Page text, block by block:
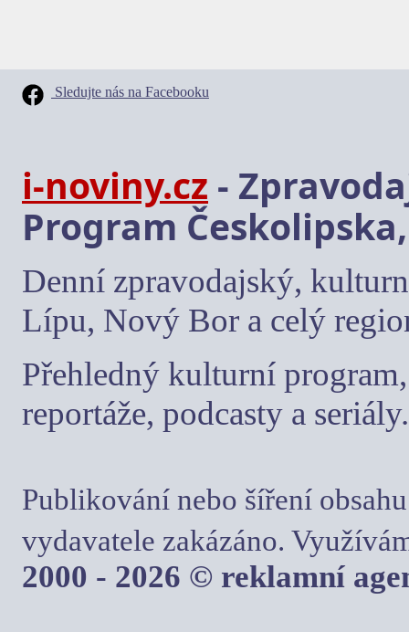
Sledujte nás na Facebooku
i-noviny.cz -
Program
Denní zpravodajský,
Lípu, Nový Bor a celý
Přehledný kulturní
reportáže, podcasty a seriály.
Publikování nebo šíření
vydavatele zakázáno.
2000 - 2026 © reklamní